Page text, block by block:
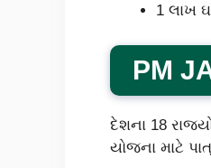
1 લાખ
PM
દેશના 18
યોજના માટે